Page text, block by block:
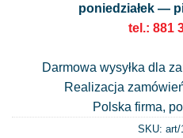
poniedziałek —
tel.: 881
Darmowa wysyłka dla
Realizacja
Polska firma,
SKU: art/